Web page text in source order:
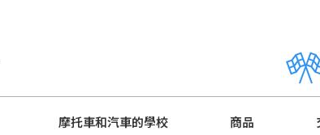
摩托車和汽車的學校 商品